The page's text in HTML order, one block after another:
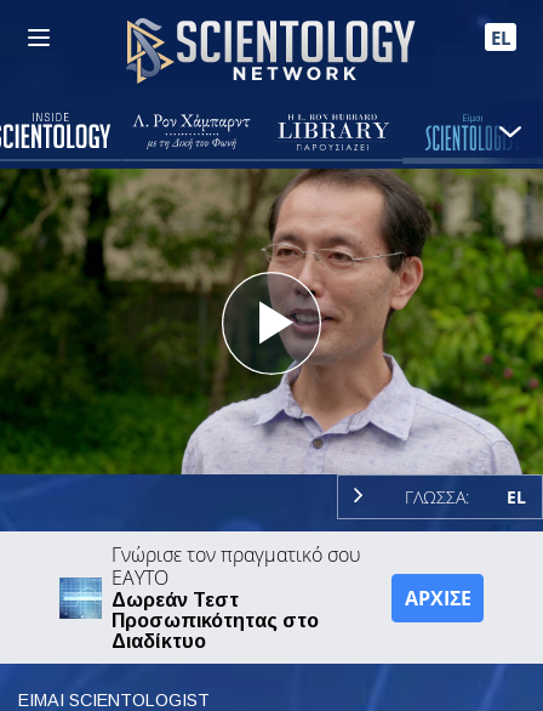
EL
Play
Video
ΓΛΩΣΣΑ: EL
Γνώρισε τον πραγματικό σου
ΕΑΥΤΟ
Δωρεάν Τεστ
Προσωπικότητας στο
Διαδίκτυο
ΑΡΧΙΣΕ
ΕΙΜΑΙ SCIENTOLOGIST